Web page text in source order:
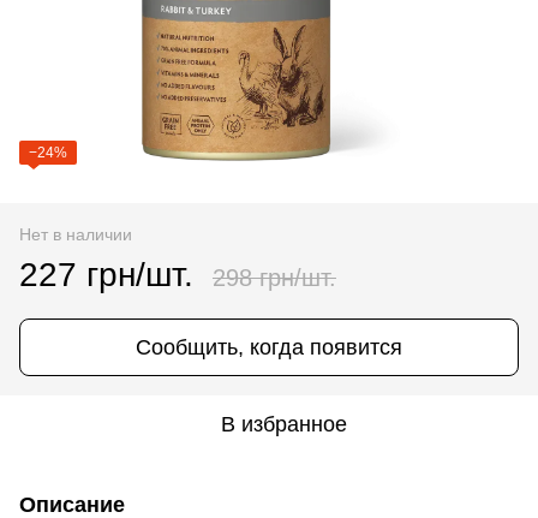
−24%
Нет в наличии
227 грн/шт. 298 грн/шт.
Сообщить, когда появится
В избранное
Описание